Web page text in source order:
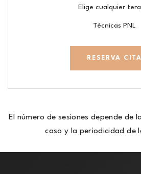
Elige cualquier
Técnicas PNL
RESERVA CITA
El número de sesiones depende de
caso y la periodicidad de